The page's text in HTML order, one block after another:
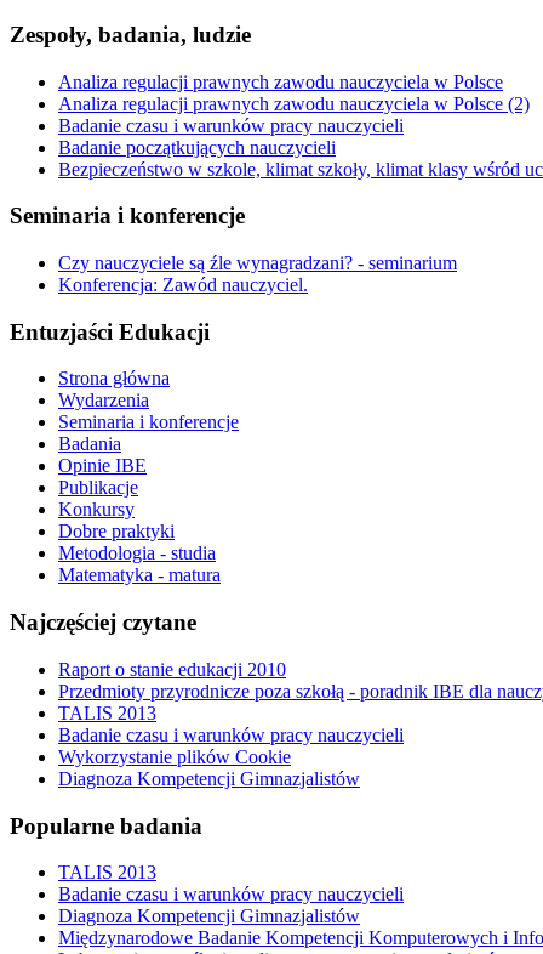
Zespoły, badania, ludzie
Analiza regulacji prawnych zawodu nauczyciela w Polsce
Analiza regulacji prawnych zawodu nauczyciela w Polsce (2)
Badanie czasu i warunków pracy nauczycieli
Badanie początkujących nauczycieli
Bezpieczeństwo w szkole, klimat szkoły, klimat klasy wśród
Seminaria i konferencje
Czy nauczyciele są źle wynagradzani? - seminarium
Konferencja: Zawód nauczyciel.
Entuzjaści Edukacji
Strona główna
Wydarzenia
Seminaria i konferencje
Badania
Opinie IBE
Publikacje
Konkursy
Dobre praktyki
Metodologia - studia
Matematyka - matura
Najczęściej czytane
Raport o stanie edukacji 2010
Przedmioty przyrodnicze poza szkołą - poradnik IBE dla
TALIS 2013
Badanie czasu i warunków pracy nauczycieli
Wykorzystanie plików Cookie
Diagnoza Kompetencji Gimnazjalistów
Popularne badania
TALIS 2013
Badanie czasu i warunków pracy nauczycieli
Diagnoza Kompetencji Gimnazjalistów
Międzynarodowe Badanie Kompetencji Komputerowych i